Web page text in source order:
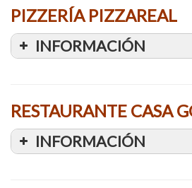
LA VARIABLE
PIZZERÍA PIZZAREAL
INFORMACIÓN
RESTAURANTE CASA
INFORMACIÓN